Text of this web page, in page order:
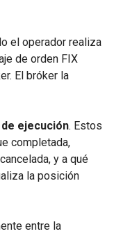
el operador realiza
de orden FIX
El bróker la
ejecución. Estos
completada,
y a qué
la posición
entre la